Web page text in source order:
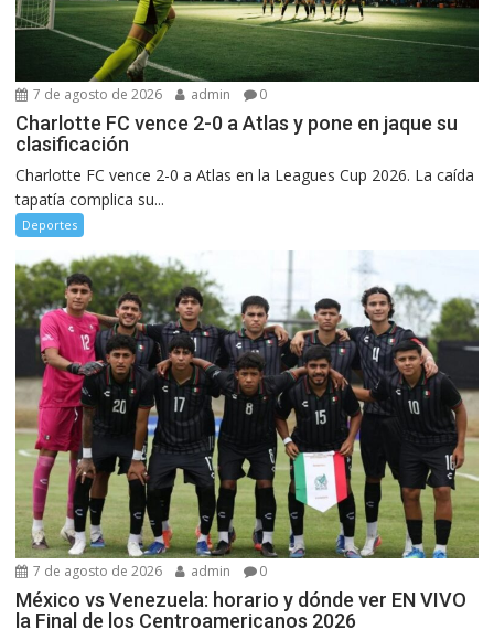
7 de agosto de 2026 admin 0
Charlotte FC vence 2-0 a Atlas y pone en jaque su
clasificación
Charlotte FC vence 2-0 a Atlas en la Leagues Cup 2026. La caída
tapatía complica su...
Deportes
7 de agosto de 2026 admin 0
México vs Venezuela: horario y dónde ver EN VIVO
la Final de los Centroamericanos 2026